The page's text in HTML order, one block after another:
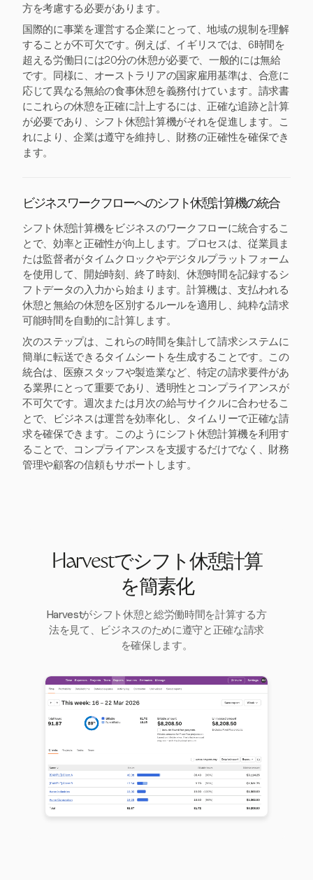
方を考慮する必要があります。
国際的に事業を運営する企業にとって、地域の規制を理解
することが不可欠です。例えば、イギリスでは、6時間を
超える労働日には20分の休憩が必要で、一般的には無給
です。同様に、オーストラリアの国家雇用基準は、合意に
応じて異なる無給の食事休憩を義務付けています。請求書
にこれらの休憩を正確に計上するには、正確な追跡と計算
が必要であり、シフト休憩計算機がそれを促進します。こ
れにより、企業は遵守を維持し、財務の正確性を確保でき
ます。
ビジネスワークフローへのシフト休憩計算機の統合
シフト休憩計算機をビジネスのワークフローに統合するこ
とで、効率と正確性が向上します。プロセスは、従業員ま
たは監督者がタイムクロックやデジタルプラットフォーム
を使用して、開始時刻、終了時刻、休憩時間を記録するシ
フトデータの入力から始まります。計算機は、支払われる
休憩と無給の休憩を区別するルールを適用し、純粋な請求
可能時間を自動的に計算します。
次のステップは、これらの時間を集計して請求システムに
簡単に転送できるタイムシートを生成することです。この
統合は、医療スタッフや製造業など、特定の請求要件があ
る業界にとって重要であり、透明性とコンプライアンスが
不可欠です。週次または月次の給与サイクルに合わせるこ
とで、ビジネスは運営を効率化し、タイムリーで正確な請
求を確保できます。このようにシフト休憩計算機を利用す
ることで、コンプライアンスを支援するだけでなく、財務
管理や顧客の信頼もサポートします。
Harvestでシフト休憩計算
を簡素化
Harvestがシフト休憩と総労働時間を計算する方
法を見て、ビジネスのために遵守と正確な請求
を確保します。